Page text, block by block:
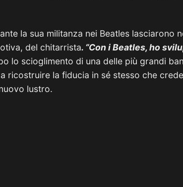
la sua militanza nei Beatles lasciarono
del chitarrista. “Con i Beatles, ho
lo scioglimento di una delle più grandi
ricostruire la fiducia in sé stesso che
lustro.